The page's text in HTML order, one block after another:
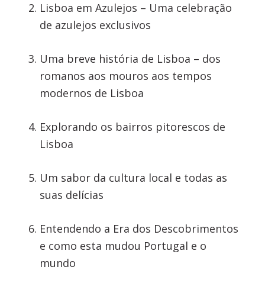
Lisboa em Azulejos – Uma celebração
de azulejos exclusivos
Uma breve história de Lisboa – dos
romanos aos mouros aos tempos
modernos de Lisboa
Explorando os bairros pitorescos de
Lisboa
Um sabor da cultura local e todas as
suas delícias
Entendendo a Era dos Descobrimentos
e como esta mudou Portugal e o
mundo